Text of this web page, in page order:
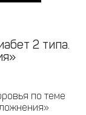
2 типа.
по теме